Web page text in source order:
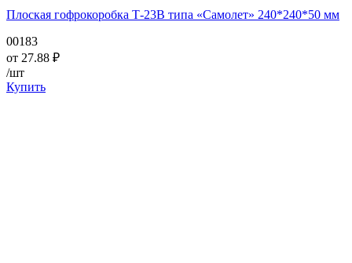
Плоская гофрокоробка Т-23В типа «Самолет» 240*240*50 мм
00183
от 27.88 ₽
/шт
Купить